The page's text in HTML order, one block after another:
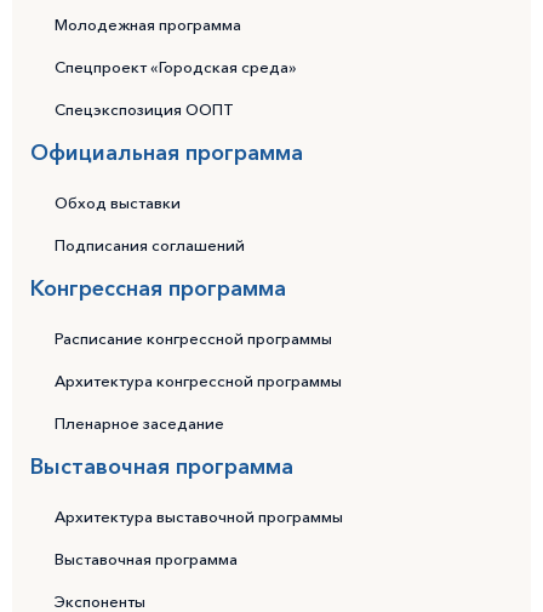
Молодежная программа
Спецпроект «Городская среда»
Спецэкспозиция ООПТ
Официальная программа
Обход выставки
Подписания соглашений
Конгрессная программа
Расписание конгрессной программы
Архитектура конгрессной программы
Пленарное заседание
Выставочная программа
Архитектура выставочной программы
Выставочная программа
Экспоненты